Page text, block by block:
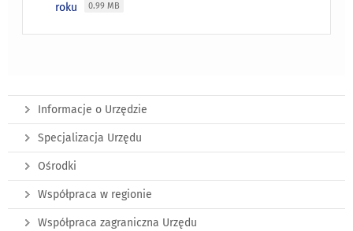
roku
0.99 MB
Informacje o Urzędzie
Specjalizacja Urzędu
Ośrodki
Współpraca w regionie
Współpraca zagraniczna Urzędu